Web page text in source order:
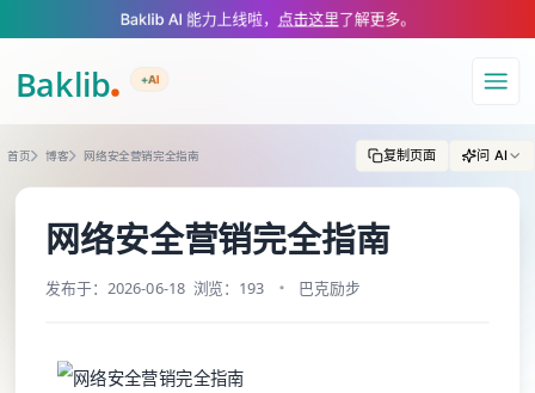
A Markdown version of this page is available at https://
Baklib AI 能力上线啦， 点击这里了解更多。
+AI
导航
首页 博客 网络安全营销完全指南 复制页面 问 AI
网络安全营销完全指南
发布于：2026-06-18 浏览：193 巴克励步